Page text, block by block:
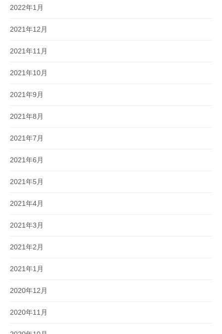
2022年1月
2021年12月
2021年11月
2021年10月
2021年9月
2021年8月
2021年7月
2021年6月
2021年5月
2021年4月
2021年3月
2021年2月
2021年1月
2020年12月
2020年11月